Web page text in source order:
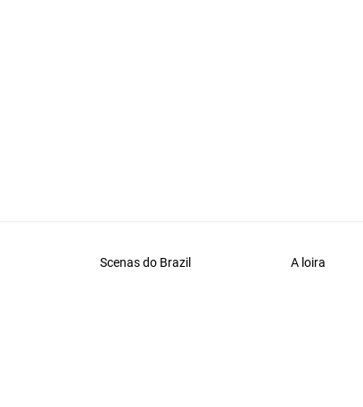
Scenas do Brazil A loira